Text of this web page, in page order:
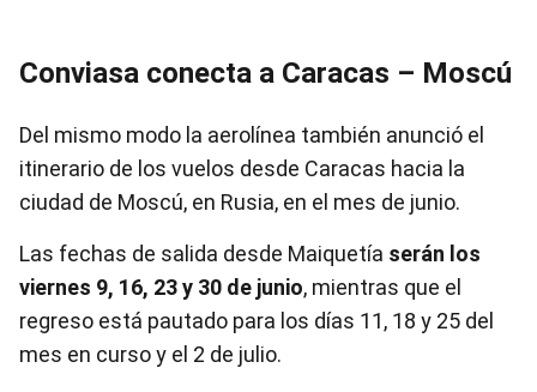
Conviasa conecta a Caracas – Moscú
Del mismo modo la aerolínea también anunció el
itinerario de los vuelos desde Caracas hacia la
ciudad de Moscú, en Rusia, en el mes de junio.
Las fechas de salida desde Maiquetía serán los
viernes 9, 16, 23 y 30 de junio, mientras que el
regreso está pautado para los días 11, 18 y 25 del
mes en curso y el 2 de julio.